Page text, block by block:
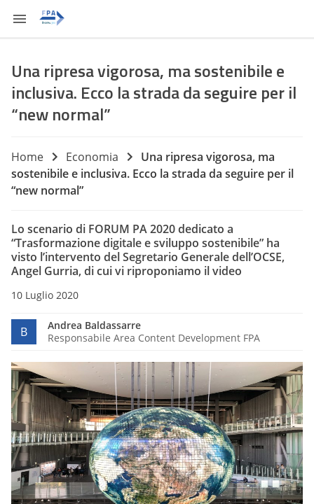
Una ripresa vigorosa, ma sostenibile e
inclusiva. Ecco la strada da seguire per il
“new normal”
Home Economia
Una ripresa vigorosa, ma
sostenibile e inclusiva. Ecco la strada da seguire per il
“new normal”
Lo scenario di FORUM PA 2020 dedicato a
“Trasformazione digitale e sviluppo sostenibile” ha
visto l’intervento del Segretario Generale dell’OCSE,
Angel Gurria, di cui vi riproponiamo il video
10 Luglio 2020
B
Andrea Baldassarre
Responsabile Area Content Development FPA